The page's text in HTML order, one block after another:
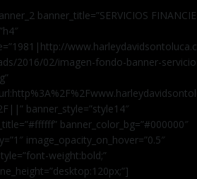
banner_title=”SERVICIOS
2016/02/imagen-fondo-banner-
banner_style=”style14″
banner_color_bg=”#000000″
image_opacity_on_hover=”0.5″
weight:bold;”